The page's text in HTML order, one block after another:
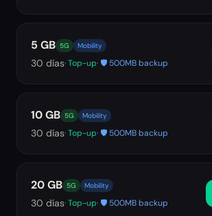
5 GB 5G Mobility
30 días· Top-up· 🛡️ 500MB backup
10 GB 5G Mobility
30 días· Top-up· 🛡️ 500MB backup
20 GB 5G Mobility
30 días· Top-up· 🛡️ 500MB backup